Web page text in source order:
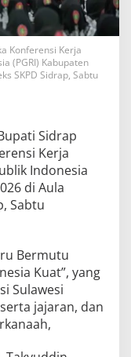
Konferensi Kerja
(PGRI) Kabupaten
SKPD Sidrap, Sabtu
Sidrap
Kerja
Indonesia
di Aula
Sabtu
Bermutu
Kuat”, yang
Sulawesi
jajaran, dan